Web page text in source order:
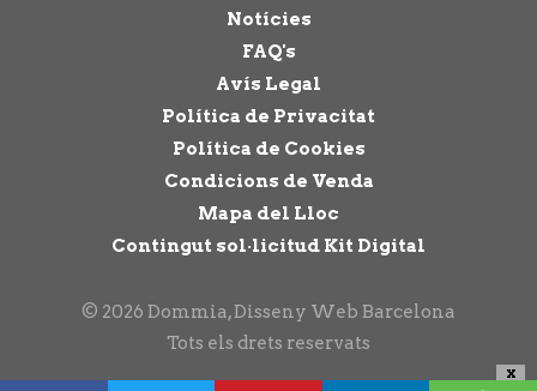
Notícies
FAQ's
Avís Legal
Política de Privacitat
Política de Cookies
Condicions de Venda
Mapa del Lloc
Contingut sol·licitud Kit Digital
© 2026 Dommia, Disseny Web Barcelona
Tots els drets reservats
X